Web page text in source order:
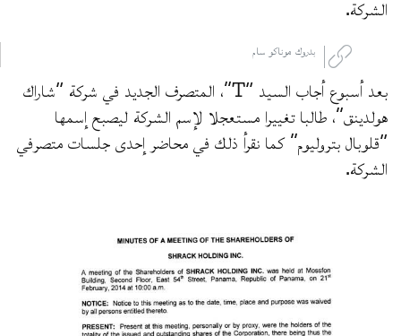
الشركة.
بدروك موناكو سام
بعد أسبوع أجاب السيد “T”، المتصرف الجديد في شركة “شاراك
هولدينق”، طالبا تغييرا مستعجلا لإسم الشركة ليصبح إسمها
“قلوبال بتروليوم” كما نقرأ ذلك في محاضر إحدى جلسات متصرفي
الشركة.